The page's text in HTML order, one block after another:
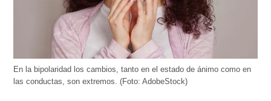
En la bipolaridad los cambios, tanto en el estado de ánimo como en
las conductas, son extremos. (Foto: AdobeStock)